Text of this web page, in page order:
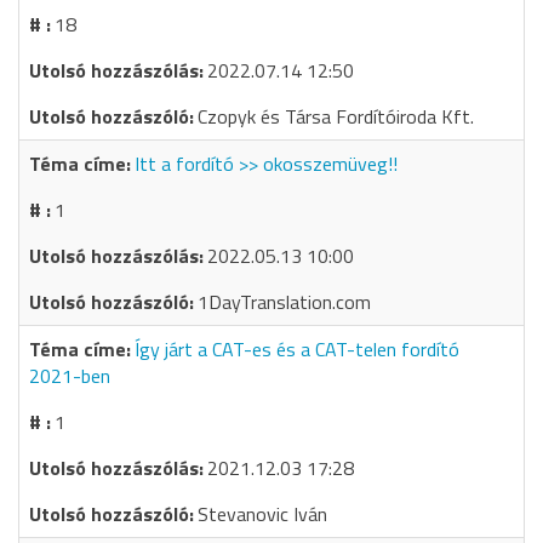
18
2022.07.14 12:50
Czopyk és Társa Fordítóiroda Kft.
Itt a fordító >> okosszemüveg!!
1
2022.05.13 10:00
1DayTranslation.com
Így járt a CAT-es és a CAT-telen fordító
2021-ben
1
2021.12.03 17:28
Stevanovic Iván